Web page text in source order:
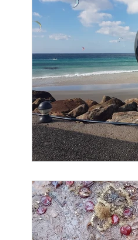
Médio Tejo Lousã
Turismo Literário